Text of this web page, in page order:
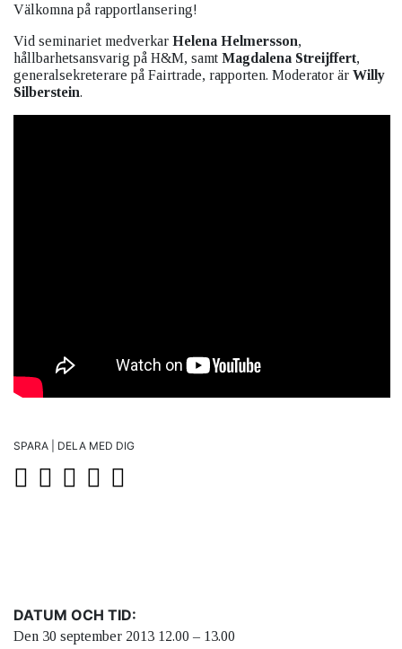
Välkomna på rapportlansering!
Vid seminariet medverkar Helena Helmersson,
hållbarhetsansvarig på H&M, samt Magdalena Streijffert,
generalsekreterare på Fairtrade, rapporten. Moderator är Willy
Silberstein.
SPARA | DELA MED DIG
DATUM OCH TID:
Den 30 september 2013 12.00 – 13.00